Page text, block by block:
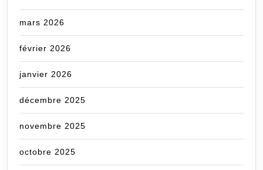
mars 2026
février 2026
janvier 2026
décembre 2025
novembre 2025
octobre 2025